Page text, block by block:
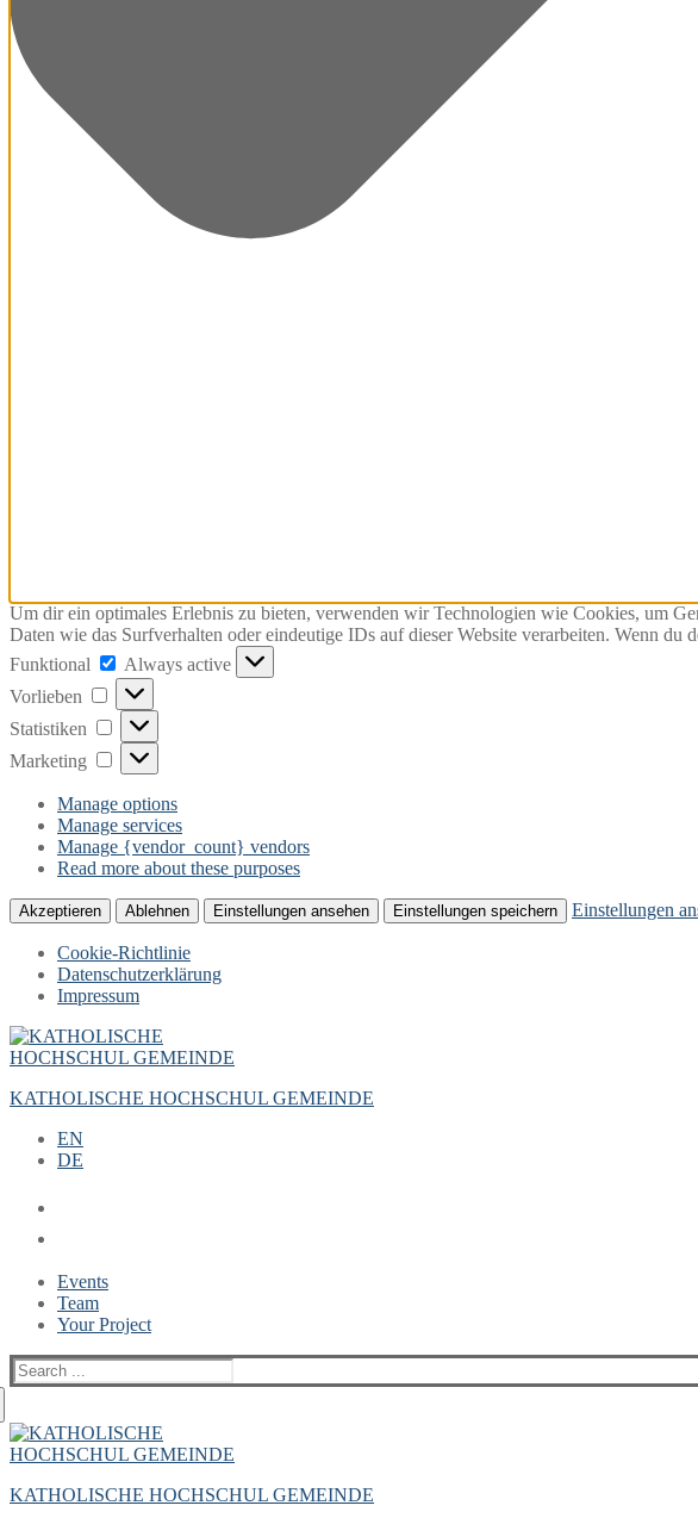
Um dir ein optimales Erlebnis zu bieten, verwenden wir Technologien wie Cookies, um
Daten wie das Surfverhalten oder eindeutige IDs auf dieser Website verarbeiten. Wenn
Funktional
Funktional
Always active
Vorlieben
Vorlieben
Statistiken Statistiken
Marketing Marketing
Manage options
Manage services
Manage {vendor_count} vendors
Read more about these purposes
Akzeptieren Ablehnen Einstellungen ansehen Einstellungen speichern Einstellungen
Cookie-Richtlinie
Datenschutzerklärung
Impressum
Zum
Inhalt
Menü
Schließen
KATHOLISCHE HOCHSCHUL GEMEINDE
EN
DE
Events
Team
Your Project
Suche
nach:
KATHOLISCHE HOCHSCHUL GEMEINDE